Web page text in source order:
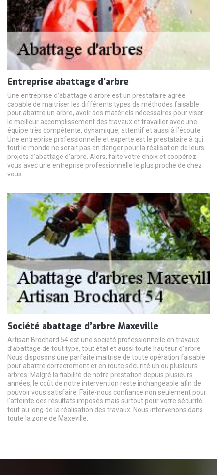
Entreprise abattage d’arbre
Une entreprise d’abattage d’arbre est un prestataire agrée,
capable de maitriser les différents types de méthodes faisable
pour abattre un arbre, avoir des matériels nécessaires pour viser
le meilleur accomplissement des travaux et travailler avec une
équipe très compétente, dynamique, attentif et aussi à l’écoute.
Une entreprise professionnelle et experte est le prestataire à qui
tout le monde ne serait pas en danger pour la réalisation de leurs
projets d’abattage d’arbre. Alors, faite votre choix et coopérez-
vous avec une entreprise professionnelle le plus proche de chez
vous.
Société abattage d’arbre Maxeville
Artisan Brochard 54 est une société professionnelle en travaux
d’abattage de tout type, tout état et aussi toute hauteur d’arbre.
Nous disposons une parfaite maitrise de toute opération faisable
pour abattre correctement et en toute sécurité un ou plusieurs
arbres. Malgré la fiabilité de notre prestation depuis plusieurs
années, le coût de notre intervention reste inchangeable afin de
pouvoir vous satisfaire. Faite-nous confiance non seulement pour
l’atteinte des résultats imposés mais surtout pour votre sécurité
tout au long de la réalisation des travaux. Nous intervenons dans
toute la zone de Maxeville.